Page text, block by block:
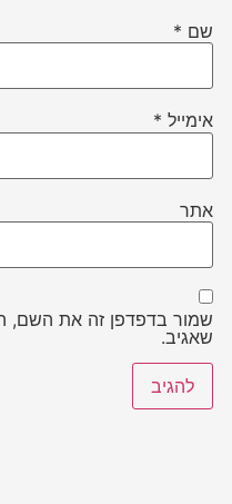
שם *
אימייל *
אתר
שמור בדפדפן זה את השם,
שאגיב.